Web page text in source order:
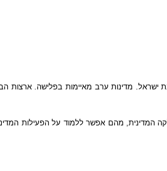
המדינית, מהם אפשר ללמוד על הפעילות